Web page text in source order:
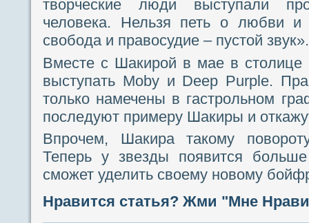
творческие люди выступали
человека. Нельзя петь о любви и
свобода и правосудие – пустой звук».
Вместе с Шакирой в мае в
выступать Moby и Deep Purple.
только намечены в гастрольном
последуют примеру Шакиры и
Впрочем, Шакира такому
Теперь у звезды появится
сможет уделить своему новому
Нравится статья? Жми "Мне